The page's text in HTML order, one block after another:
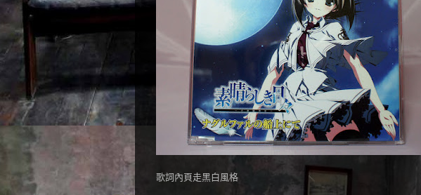
歌詞內頁走黑白風格